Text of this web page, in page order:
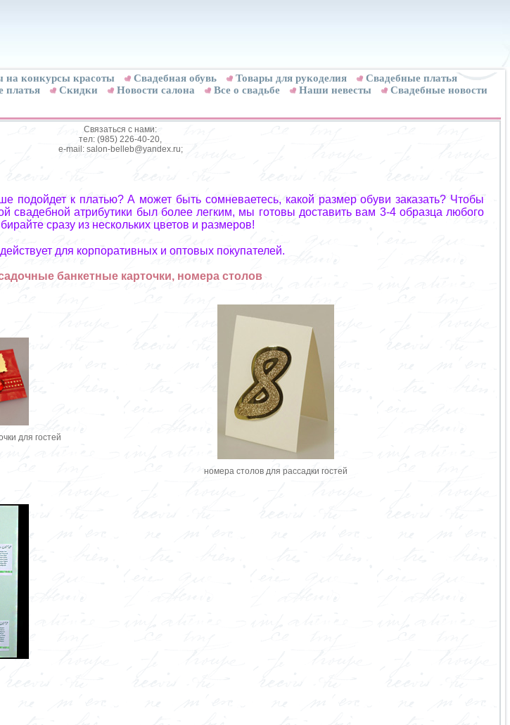
на конкурсы красоты Свадебная обувь Товары для рукоделия
Cвадебные платья
платья Скидки Новости салона Все о свадьбе Наши невесты
Свадебные новости
Связаться с нами:
тел: (985) 226-40-20,
e-mail: salon-belleb@yandex.ru;
подойдет к платью? А может быть сомневаетесь, какой размер обуви заказать? Чтобы
свадебной атрибутики был более легким, мы готовы доставить вам 3-4 образца любого
сразу из нескольких цветов и размеров!
для корпоративных и оптовых покупателей.
банкетные карточки, номера столов
для гостей
номера столов для рассадки гостей